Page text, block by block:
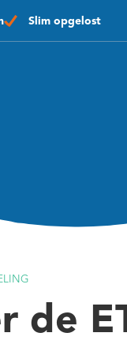
Slim opgelost
de